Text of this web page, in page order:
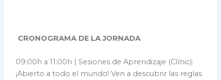
CRONOGRAMA DE LA JORNADA
09:00h a 11:00h | Sesiones de Aprendizaje (Clínic):
¡Abierto a todo el mundo! Ven a descubrir las reglas